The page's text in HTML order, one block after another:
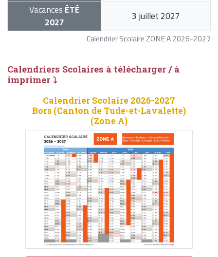
Calendrier Scolaire ZONE A 2026-2027
Vacances ÉTÉ
2027
3 juillet 2027
Calendriers Scolaires à télécharger / à
imprimer ⤵
Calendrier Scolaire 2026-2027
Bors (Canton de Tude-et-Lavalette)
(Zone A)